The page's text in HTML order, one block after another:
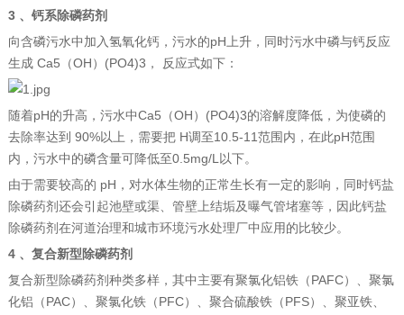
3 、钙系除磷药剂
向含磷污水中加入氢氧化钙，污水的pH上升，同时污水中磷与钙反应
生成 Ca5（OH）(PO4)3， 反应式如下：
随着pH的升高，污水中Ca5（OH）(PO4)3的溶解度降低，为使磷的
去除率达到 90%以上，需要把 H调至10.5-11范围内，在此pH范围
内，污水中的磷含量可降低至0.5mg/L以下。
由于需要较高的 pH，对水体生物的正常生长有一定的影响，同时钙盐
除磷药剂还会引起池壁或渠、管壁上结垢及曝气管堵塞等，因此钙盐
除磷药剂在河道治理和城市环境污水处理厂中应用的比较少。
4 、复合新型除磷药剂
复合新型除磷药剂种类多样，其中主要有聚氯化铝铁（PAFC）、聚氯
化铝（PAC）、聚氯化铁（PFC）、聚合硫酸铁（PFS）、聚亚铁、